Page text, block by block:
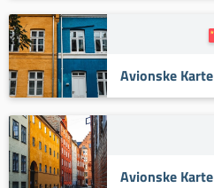
Avionske Karte
Avionske Karte